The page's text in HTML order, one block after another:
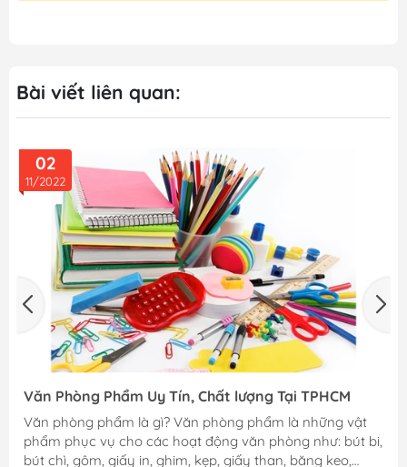
Bài viết liên quan:
02
11/2022
Văn Phòng Phẩm Uy Tín, Chất lượng Tại TPHCM
Văn phòng phẩm là gì? Văn phòng phẩm là những vật
phẩm phục vụ cho các hoạt động văn phòng như: bút bi,
bút chì, gôm, giấy in, ghim, kẹp, giấy than, băng keo,